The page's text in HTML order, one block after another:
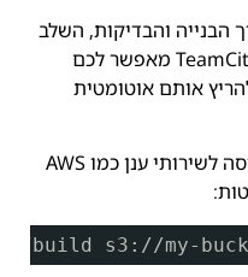
הבנייה והבדיקות, השלב
הבא הוא הגדרת תצורת פריסה. TeamCity מאפשר לכם
אותם אוטומטית
לדוגמה, תוכלו להגדיר תהליך פריסה לשירותי ענן כמו AWS
/build s3: //my-